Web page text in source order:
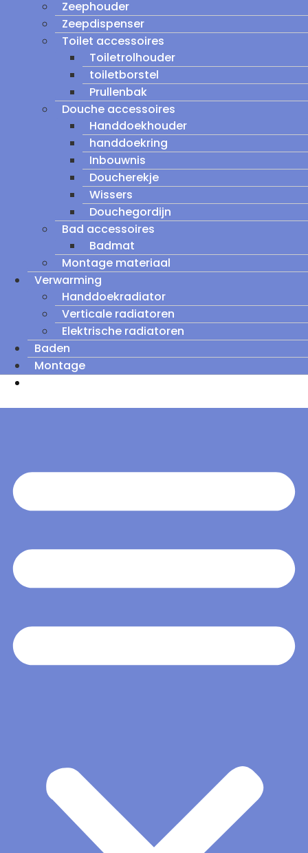
Zeephouder
Zeepdispenser
Toilet accessoires
Toiletrolhouder
toiletborstel
Prullenbak
Douche accessoires
Handdoekhouder
handdoekring
Inbouwnis
Doucherekje
Wissers
Douchegordijn
Bad accessoires
Badmat
Montage materiaal
Verwarming
Handdoekradiator
Verticale radiatoren
Elektrische radiatoren
Baden
Montage